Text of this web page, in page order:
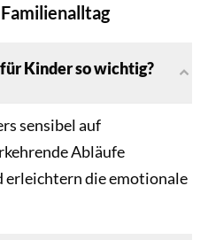
Kinder so wichtig?
sensibel auf
Abläufe
die emotionale